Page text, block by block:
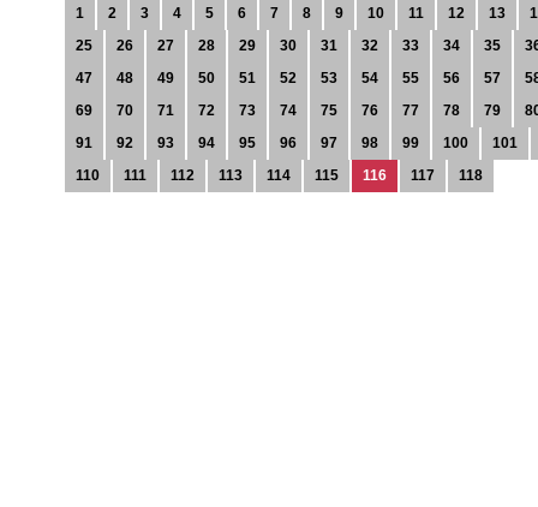
1 2 3 4 5 6 7 8 9 10 11 12 13
25
26 27 28 29 30 31 32 33 34 35
47
48 49 50 51 52 53 54 55 56 57
69
70 71 72 73 74 75 76 77 78 79
91
92 93 94 95 96 97 98 99 100
101
110
111 112 113 114 115 116 117 118